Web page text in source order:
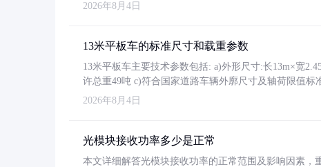
2026年8月4日
13米平板车的标准尺寸和载重参数
13米平板车主要技术参数包括: a)外形尺寸:长13m×宽
许总重49吨 c)符合国家道路车辆外廓尺寸及轴荷限值标
2026年8月4日
光模块接收功率多少是正常
本文详细解答光模块接收功率的正常范围及影响因素，